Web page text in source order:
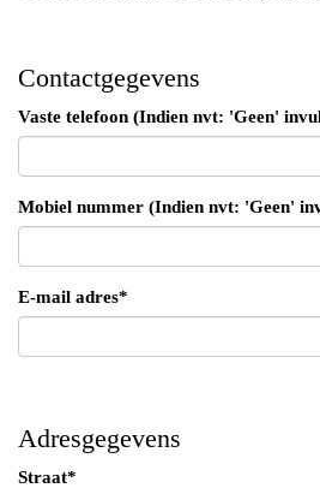
Contactgegevens
Vaste telefoon (Indien nvt: 'Geen'
Mobiel nummer (Indien nvt: 'Geen'
E-mail adres*
Adresgegevens
Straat*